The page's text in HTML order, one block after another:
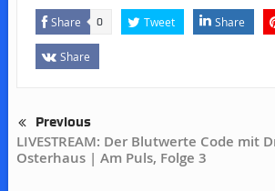
Share 0 Tweet Share
Share
Previous
LIVESTREAM: Der Blutwerte Code mit
Osterhaus | Am Puls, Folge 3